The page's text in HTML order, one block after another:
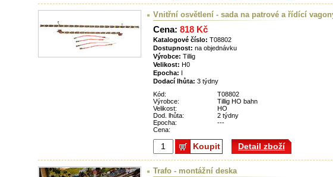
Vnitřní osvětlení - sada na patrové a řídící
Cena: 818 Kč
Katalogové číslo: T08802
Dostupnost: na objednávku
Výrobce: Tillig
Velikost: H0
Epocha: I
Dodací lhůta: 3 týdny
Kód:
T08802
Výrobce:
Tillig HO bahn
Velikost:
HO
Dod. lhůta:
2 týdny
Epocha:
---
Cena:
Koupit Detail zboží
Trafo - montážní deska